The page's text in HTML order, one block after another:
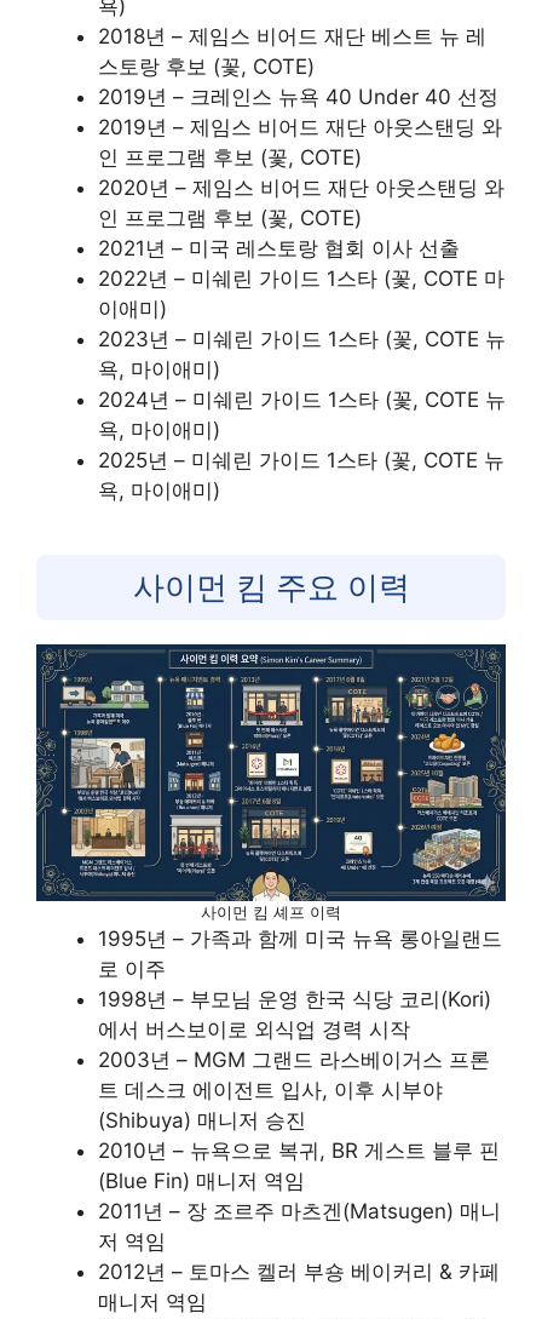
욕)
2018년 – 제임스 비어드 재단 베스트 뉴 레
스토랑 후보 (꽃, COTE)
2019년 – 크레인스 뉴욕 40 Under 40 선정
2019년 – 제임스 비어드 재단 아웃스탠딩 와
인 프로그램 후보 (꽃, COTE)
2020년 – 제임스 비어드 재단 아웃스탠딩 와
인 프로그램 후보 (꽃, COTE)
2021년 – 미국 레스토랑 협회 이사 선출
2022년 – 미쉐린 가이드 1스타 (꽃, COTE 마
이애미)
2023년 – 미쉐린 가이드 1스타 (꽃, COTE 뉴
욕, 마이애미)
2024년 – 미쉐린 가이드 1스타 (꽃, COTE 뉴
욕, 마이애미)
2025년 – 미쉐린 가이드 1스타 (꽃, COTE 뉴
욕, 마이애미)
사이먼 킴 주요 이력
사이먼 킴 셰프 이력
1995년 – 가족과 함께 미국 뉴욕 롱아일랜드
로 이주
1998년 – 부모님 운영 한국 식당 코리(Kori)
에서 버스보이로 외식업 경력 시작
2003년 – MGM 그랜드 라스베이거스 프론
트 데스크 에이전트 입사, 이후 시부야
(Shibuya) 매니저 승진
2010년 – 뉴욕으로 복귀, BR 게스트 블루 핀
(Blue Fin) 매니저 역임
2011년 – 장 조르주 마츠겐(Matsugen) 매니
저 역임
2012년 – 토마스 켈러 부숑 베이커리 & 카페
매니저 역임